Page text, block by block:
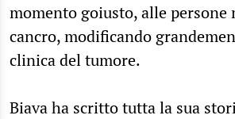
momento goiusto, alle persone
cancro, modificando
clinica del tumore.
Biava ha scritto tutta la sua